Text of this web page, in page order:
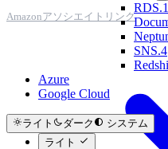
RDS.1
SNS.4
Azure
Google Cloud
ライト ダーク
システム
ライト
Amazonアソシエイトリンク